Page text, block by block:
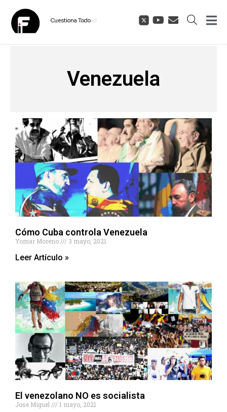
CuestionaTodo
Venezuela
Cómo Cuba controla Venezuela
Yomar Moreno 3 mayo, 2021
Leer Artículo »
El venezolano NO es socialista
Jose Miguel 1 mayo, 2021